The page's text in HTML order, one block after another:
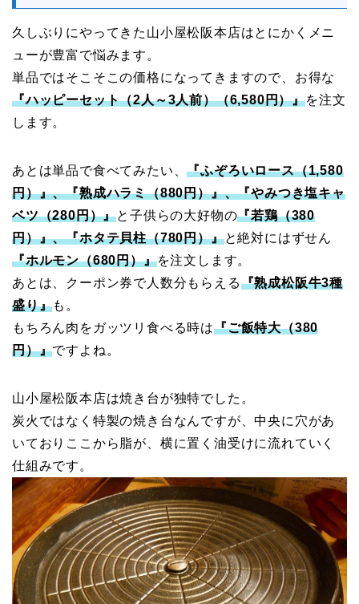
久しぶりにやってきた山小屋松阪本店はとにかくメニ
ューが豊富で悩みます。
単品ではそこそこの価格になってきますので、お得な
『ハッピーセット（2人～3人前）（6,580円）』を注文
します。
あとは単品で食べてみたい、『ふぞろいロース（1,580
円）』、『熟成ハラミ（880円）』、『やみつき塩キャ
ベツ（280円）』と子供らの大好物の『若鶏（380
円）』、『ホタテ貝柱（780円）』と絶対にはずせん
『ホルモン（680円）』を注文します。
あとは、クーポン券で人数分もらえる『熟成松阪牛3種
盛り』も。
もちろん肉をガッツリ食べる時は『ご飯特大（380
円）』ですよね。
山小屋松阪本店は焼き台が独特でした。
炭火ではなく特製の焼き台なんですが、中央に穴があ
いておりここから脂が、横に置く油受けに流れていく
仕組みです。